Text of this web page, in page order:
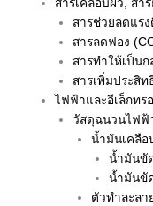
สารเคลือบผิว, สา
สารช่วยลดแร
สารลดฟอง
สารทำให้เป็น
สารเพิ่มประสิ
ไฟฟ้าและอีเล็กทร
วัสดุฉนวนไฟฟ้
น้ำมันเคลือ
น้ำมันขั
น้ำมันขั
ตัวทำละลา